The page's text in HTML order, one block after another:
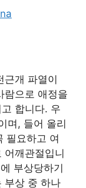
근개 파열이
람으로 애정을
합니다. 우
며, 들어 올리
필요하고 여
어깨관절입니
부상당하기
부상 중 하나